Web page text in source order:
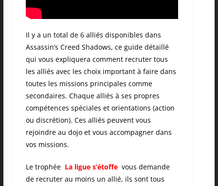
Il y a un total de 6 alliés disponibles dans
Assassin’s Creed Shadows, ce guide détaillé
qui vous expliquera comment recruter tous
les alliés avec les choix important à faire dans
toutes les missions principales comme
secondaires. Chaque alliés à ses propres
compétences spéciales et orientations (action
ou discrétion). Ces alliés peuvent vous
rejoindre au dojo et vous accompagner dans
vos missions.
Le trophée La ligue s’étoffe vous demande
de recruter au moins un allié, ils sont tous